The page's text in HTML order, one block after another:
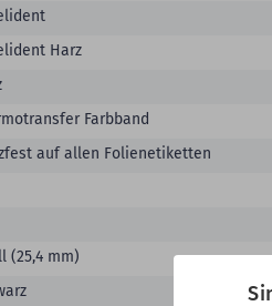
Harz
Farbband
auf allen Folienetiketten
(25,4 mm)